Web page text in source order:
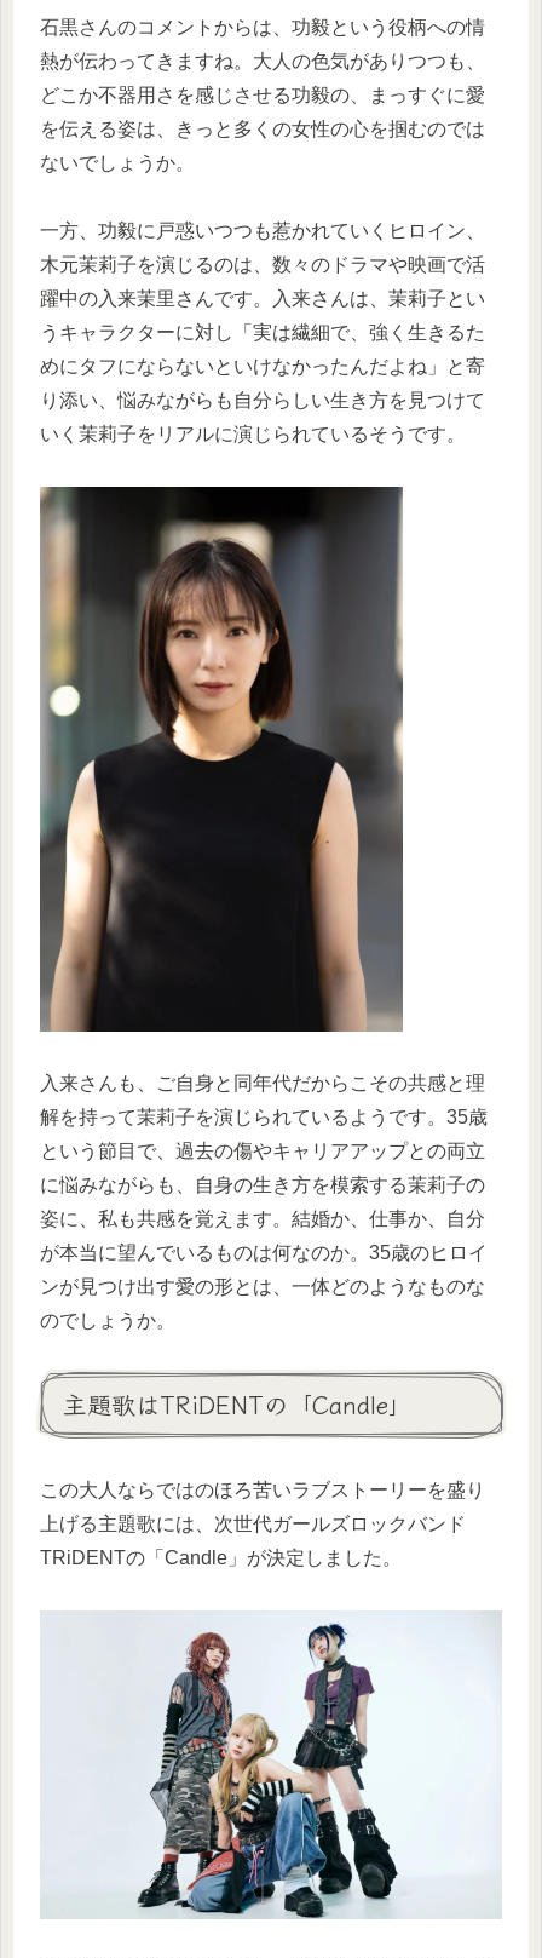
石黒さんのコメントからは、功毅という役柄への情
熱が伝わってきますね。大人の色気がありつつも、
どこか不器用さを感じさせる功毅の、まっすぐに愛
を伝える姿は、きっと多くの女性の心を掴むのでは
ないでしょうか。
一方、功毅に戸惑いつつも惹かれていくヒロイン、
木元茉莉子を演じるのは、数々のドラマや映画で活
躍中の入来茉里さんです。入来さんは、茉莉子とい
うキャラクターに対し「実は繊細で、強く生きるた
めにタフにならないといけなかったんだよね」と寄
り添い、悩みながらも自分らしい生き方を見つけて
いく茉莉子をリアルに演じられているそうです。
入来さんも、ご自身と同年代だからこその共感と理
解を持って茉莉子を演じられているようです。35歳
という節目で、過去の傷やキャリアアップとの両立
に悩みながらも、自身の生き方を模索する茉莉子の
姿に、私も共感を覚えます。結婚か、仕事か、自分
が本当に望んでいるものは何なのか。35歳のヒロイ
ンが見つけ出す愛の形とは、一体どのようなものな
のでしょうか。
主題歌はTRiDENTの「Candle」
この大人ならではのほろ苦いラブストーリーを盛り
上げる主題歌には、次世代ガールズロックバンド
TRiDENTの「Candle」が決定しました。